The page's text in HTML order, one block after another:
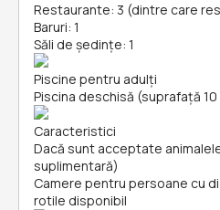
Restaurante: 3 (dintre care
Baruri: 1
Săli de ședințe: 1
Piscine pentru adulți
Piscina deschisă (suprafață
Caracteristici
Dacă sunt acceptate
suplimentară)
Camere pentru persoane cu
rotile disponibil